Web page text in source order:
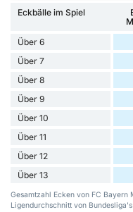
Eckbälle im Spiel
Über 6
Über 7
Über 8
Über 9
Über 10
Über 11
Über 12
Über 13
Gesamtzahl Ecken von FC Bayern
Ligendurchschnitt von